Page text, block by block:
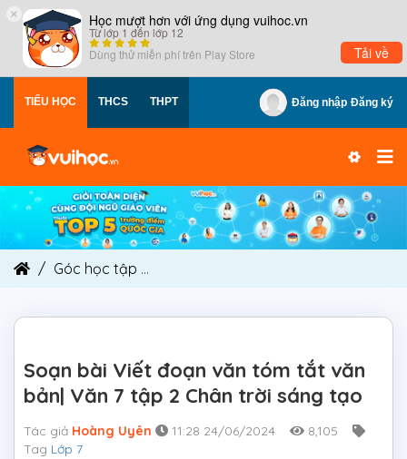
× Học mượt hơn với ứng dụng vuihoc.vn
Từ lớp 1 đến lớp 12
Dùng thử miễn phí trên Play Store Tải về
TIỂU HỌC THCS THPT Đăng nhập Đăng ký
Góc học tập
Soạn bài Viết đoạn văn tóm tắt văn
bản| Văn 7 tập 2 Chân trời sáng tạo
Tác giả Hoàng Uyên 11:28 24/06/2024
8,105
Tag Lớp 7